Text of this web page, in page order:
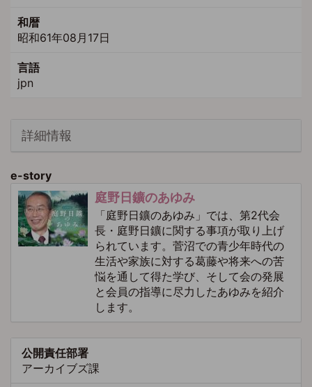
和暦
昭和61年08月17日
言語
jpn
詳細情報
e-story
庭野日鑛のあゆみ
「庭野日鑛のあゆみ」では、第2代会
長・庭野日鑛に関する事項が取り上げ
られています。菅沼での青少年時代の
生活や家族に対する葛藤や将来への苦
悩を通して得た学び、そして会の発展
と会員の指導に尽力したあゆみを紹介
します。
公開責任部署
アーカイブズ課